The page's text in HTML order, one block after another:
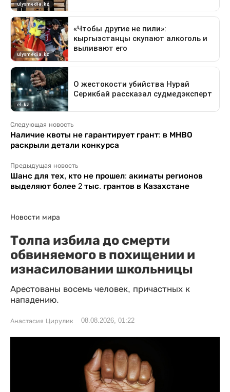
Следующая новость
Наличие квоты не гарантирует грант: в МНВО
раскрыли детали конкурса
Предыдущая новость
Шанс для тех, кто не прошел: акиматы регионов
выделяют более 2 тыс. грантов в Казахстане
Новости мира
Толпа избила до смерти
обвиняемого в похищении и
изнасиловании школьницы
Арестованы восемь человек, причастных к
нападению.
Анастасия Цирулик 08.08.2026, 01:22